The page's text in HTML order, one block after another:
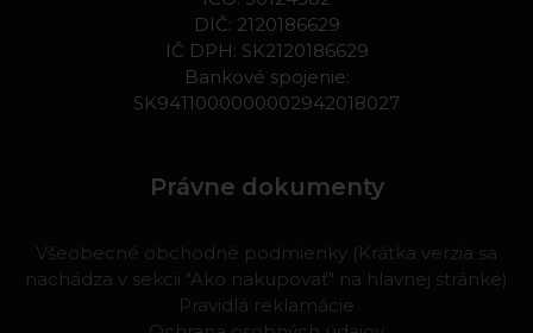
DIČ: 2120186629
IČ DPH: SK2120186629
Bankové spojenie:
SK9411000000002942018027
Právne dokumenty
Všeobecné obchodné podmienky (Krátka verzia sa
nachádza v sekcii "Ako nakupovať" na hlavnej stránke)
Pravidlá reklamácie